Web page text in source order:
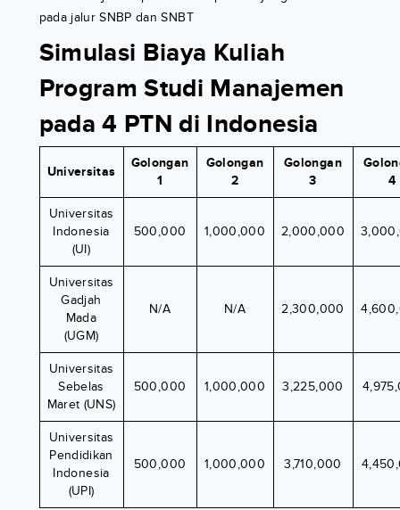
pada jalur SNBP dan SNBT
Simulasi Biaya Kuliah
Program Studi Manajemen
pada 4 PTN di Indonesia
Universitas
Golongan
1
Golongan
2
Golongan
3
4
Universitas
Indonesia
(UI)
500,000 1,000,000 2,000,000
Universitas
Gadjah
Mada
(UGM)
N/A N/A 2,300,000
Universitas
Sebelas
Maret (UNS)
500,000 1,000,000 3,225,000
Universitas
Pendidikan
Indonesia
(UPI)
500,000 1,000,000 3,710,000